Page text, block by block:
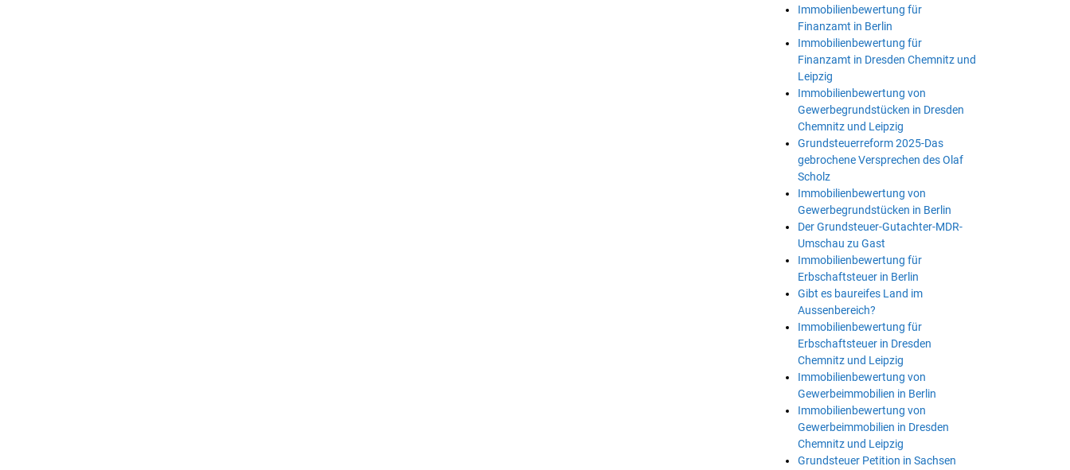
Immobilienbewertung für
Finanzamt in Berlin
Immobilienbewertung für
Finanzamt in Dresden Chemnitz und
Leipzig
Immobilienbewertung von
Gewerbegrundstücken in Dresden
Chemnitz und Leipzig
Grundsteuerreform 2025-Das
gebrochene Versprechen des Olaf
Scholz
Immobilienbewertung von
Gewerbegrundstücken in Berlin
Der Grundsteuer-Gutachter-MDR-
Umschau zu Gast
Immobilienbewertung für
Erbschaftsteuer in Berlin
Gibt es baureifes Land im
Aussenbereich?
Immobilienbewertung für
Erbschaftsteuer in Dresden
Chemnitz und Leipzig
Immobilienbewertung von
Gewerbeimmobilien in Berlin
Immobilienbewertung von
Gewerbeimmobilien in Dresden
Chemnitz und Leipzig
Grundsteuer Petition in Sachsen